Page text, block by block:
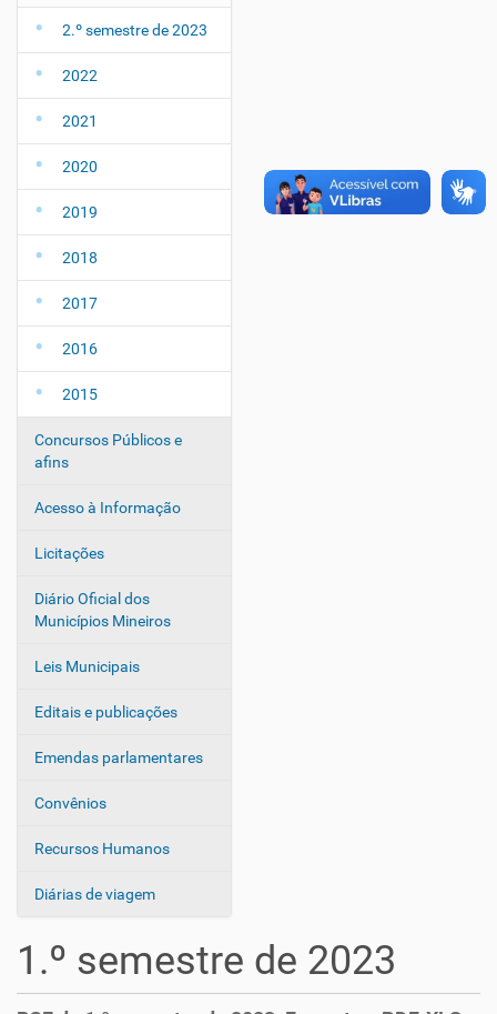
2.º semestre de 2023
2022
2021
2020
2019
2018
2017
2016
2015
Concursos Públicos e
afins
Acesso à Informação
Licitações
Diário Oficial dos
Municípios Mineiros
Leis Municipais
Editais e publicações
Emendas parlamentares
Convênios
Recursos Humanos
Diárias de viagem
1.º semestre de 2023